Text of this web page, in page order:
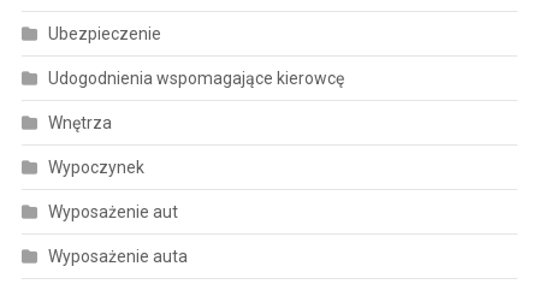
Ubezpieczenie
Udogodnienia wspomagające kierowcę
Wnętrza
Wypoczynek
Wyposażenie aut
Wyposażenie auta